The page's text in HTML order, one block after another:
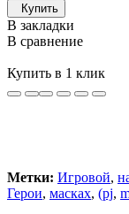
Купить
В закладки
В сравнение
Купить в 1 клик
Метки: Игровой,
Герои, масках, (pj,